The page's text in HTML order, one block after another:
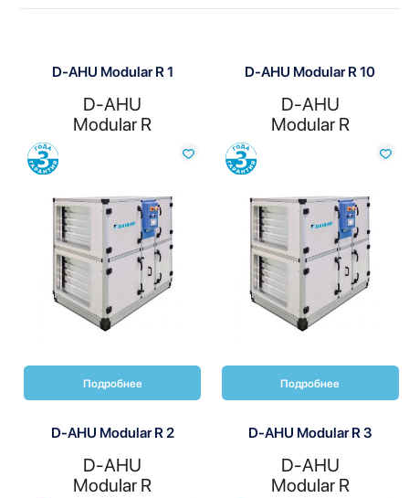
Показать:
D-AHU Modular R 1
D-AHU
Modular R
Сравнить
Подробнее
D-AHU Modular R 10
D-AHU
Modular R
Сравнить
Подробнее
D-AHU Modular R 2
D-AHU
Modular R
D-AHU Modular R 3
D-AHU
Modular R